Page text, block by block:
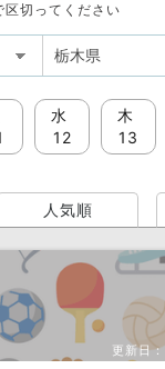
切ってください
水
12
木
13
人気順
更新日：